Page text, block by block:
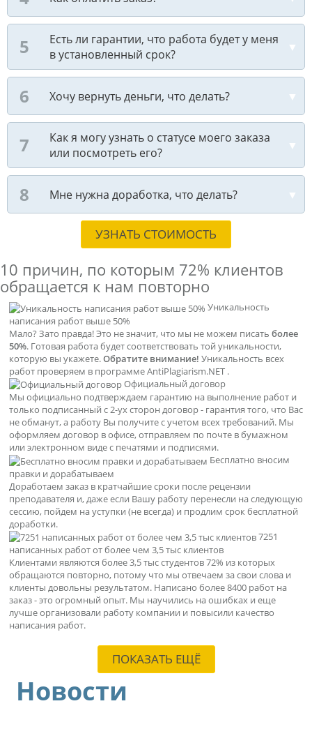
Есть ли гарантии, что работа будет у меня
в установленный срок?
Хочу вернуть деньги, что делать?
Как я могу узнать о статусе моего заказа
или посмотреть его?
Мне нужна доработка, что делать?
УЗНАТЬ СТОИМОСТЬ
10 причин, по которым 72% клиентов
обращается к нам повторно
Уникальность
написания работ выше 50%
Мало? Зато правда! Это не значит, что мы не можем писать более
50%. Готовая работа будет соответствовать той уникальности,
которую вы укажете.Обратите внимание! Уникальность всех
работ проверяем в программе AntiPlagiarism.NET .
Официальный договор
Мы официально подтверждаем гарантию на выполнение работ и
только подписанный с 2-ух сторон договор - гарантия того, что Вас
не обманут, а работу Вы получите с учетом всех требований. Мы
оформляем договор в офисе, отправляем по почте в бумажном
или электронном виде с печатями и подписями.
Бесплатно вносим
правки и дорабатываем
Доработаем заказ в кратчайшие сроки после рецензии
преподавателя и, даже если Вашу работу перенесли на следующую
сессию, пойдем на уступки (не всегда) и продлим срок бесплатной
доработки.
7251
написанных работ от более чем 3,5 тыс клиентов
Клиентами являются более 3,5 тыс студентов 72% из которых
обращаются повторно, потому что мы отвечаем за свои слова и
клиенты довольны результатом. Написано более 8400 работ на
заказ - это огромный опыт. Мы научились на ошибках и еще
лучше организовали работу компании и повысили качество
написания работ.
ПОКАЗАТЬ ЕЩЁ
Новости